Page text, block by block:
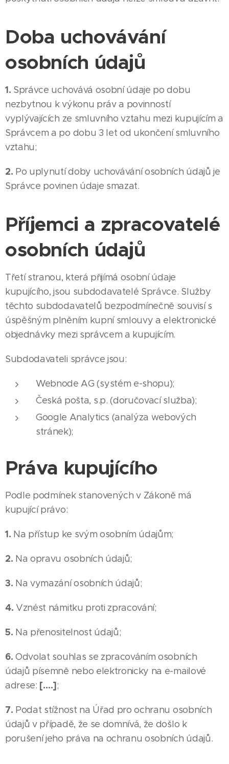
Doba uchovávání
osobních údajů
1. Správce uchovává osobní údaje po dobu
nezbytnou k výkonu práv a povinností
vyplývajících ze smluvního vztahu mezi kupujícím a
Správcem a po dobu 3 let od ukončení smluvního
vztahu;
2. Po uplynutí doby uchovávání osobních údajů je
Správce povinen údaje smazat.
Příjemci a zpracovatelé
osobních údajů
Třetí stranou, která přijímá osobní údaje
kupujícího, jsou subdodavatelé Správce. Služby
těchto subdodavatelů bezpodmínečně souvisí s
úspěšným plněním kupní smlouvy a elektronické
objednávky mezi správcem a kupujícím.
Subdodavateli správce jsou:
Webnode AG (systém e-shopu);
Česká pošta, s.p. (doručovací služba);
Google Analytics (analýza webových
stránek);
Práva kupujícího
Podle podmínek stanovených v Zákoně má
kupující právo:
1. Na přístup ke svým osobním údajům;
2. Na opravu osobních údajů;
3. Na vymazání osobních údajů;
4.Vznést námitku proti zpracování;
5. Na přenositelnost údajů;
6.Odvolat souhlas se zpracováním osobních
údajů písemně nebo elektronicky na e-mailové
adrese: [….];
7. Podat stížnost na Úřad pro ochranu osobních
údajů v případě, že se domnívá, že došlo k
porušení jeho práva na ochranu osobních údajů.